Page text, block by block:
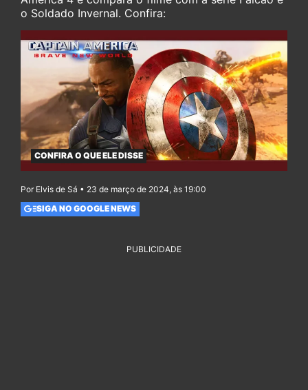
o Soldado Invernal. Confira:
CONFIRA O QUE ELE DISSE
Por Elvis de Sá • 23 de março de 2024, às 19:00
SIGA NO GOOGLE NEWS
PUBLICIDADE